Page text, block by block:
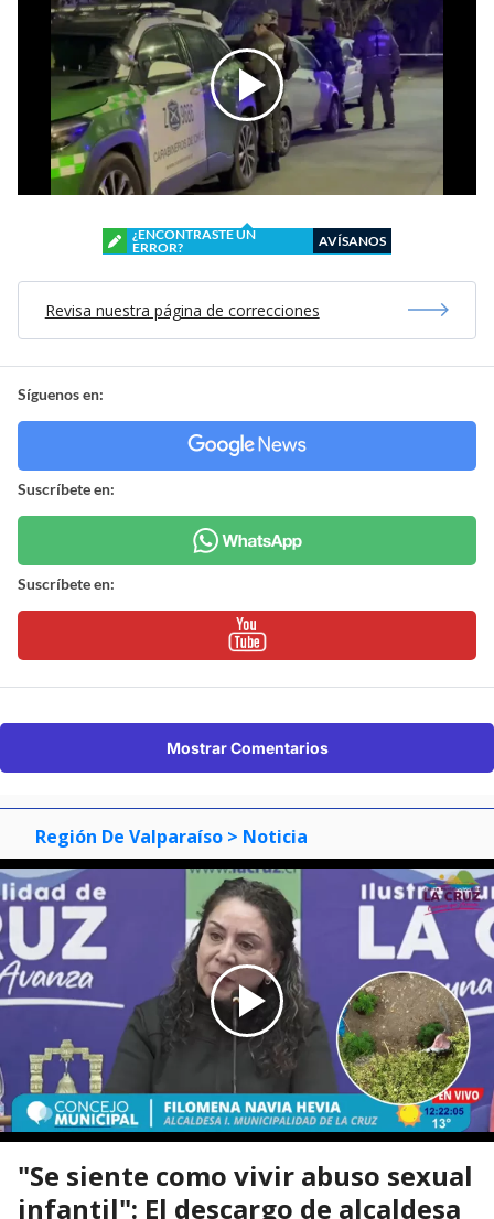
¿ENCONTRASTE UN
ERROR?
AVÍSANOS
Revisa nuestra página de correcciones
Síguenos en:
Suscríbete en:
Suscríbete en:
Mostrar Comentarios
Región De Valparaíso > Noticia
"Se siente como vivir abuso sexual
infantil": El descargo de alcaldesa